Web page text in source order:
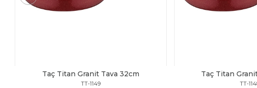
Taç Titan Granit Tava 30cm
TT-1148
Taç Titan
TT-